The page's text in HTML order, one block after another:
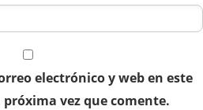
electrónico y web en este
vez que comente.